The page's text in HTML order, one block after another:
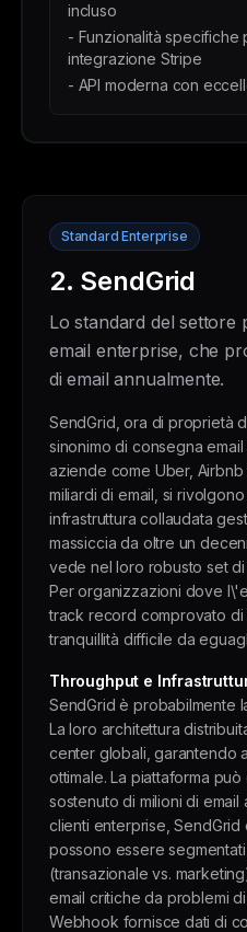
incluso
- Funzionalità specifiche
integrazione Stripe
- API moderna con
Standard Enterprise
2. SendGrid
Lo standard del
email enterprise, che
di email annualmente.
SendGrid, ora di proprietà
sinonimo di consegna
aziende come Uber,
miliardi di email, si
infrastruttura collaudata
massiccia da oltre un
vede nel loro robusto set
Per organizzazioni dove
track record comprovato di
tranquillità difficile da
Throughput e
SendGrid è probabilmente
La loro architettura
center globali, garantendo
ottimale. La piattaforma
sostenuto di milioni di
clienti enterprise,
possono essere
(transazionale vs.
email critiche da problemi
Webhook fornisce dati di